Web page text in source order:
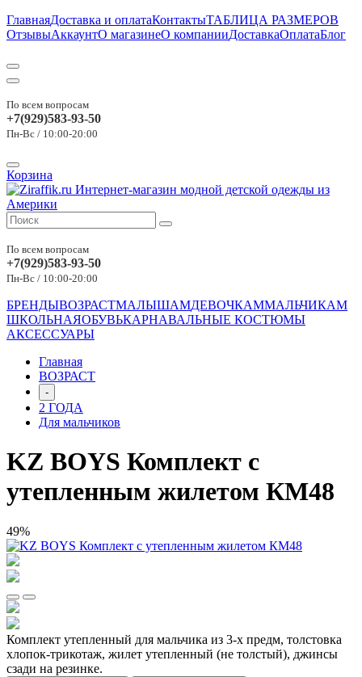
ГлавнаяДоставка и оплатаКонтактыТАБЛИЦА РАЗМЕРОВ
ОтзывыАккаунтО магазинеО компанииДоставкаОплатаБлог
По всем вопросам
+7(929)583-93-50
Пн-Вс / 10:00-20:00
Корзина
По всем вопросам
+7(929)583-93-50
Пн-Вс / 10:00-20:00
БРЕНДЫВОЗРАСТМАЛЫШАМДЕВОЧКАММАЛЬЧИКАМ
ШКОЛЬНАЯОБУВЬКАРНАВАЛЬНЫЕ КОСТЮМЫ
АКСЕССУАРЫ
Главная
ВОЗРАСТ
-
2 ГОДА
Для мальчиков
KZ BOYS Комплект с
утепленным жилетом КМ48
49%
Комплект утепленный для мальчика из 3-х предм, толстовка
хлопок-трикотаж, жилет утепленный (не толстый), джинсы
сзади на резинке.